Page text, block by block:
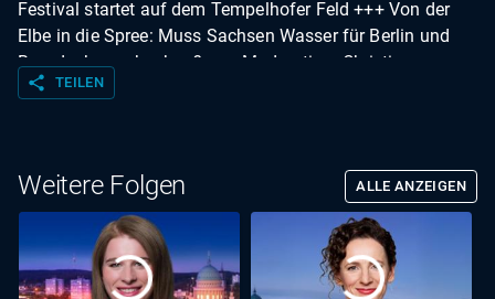
Festival startet auf dem Tempelhofer Feld +++ Von der
Elbe in die Spree: Muss Sachsen Wasser für Berlin und
Brandenburg abgeben? +++ Moderation: Christian
Matthée
share TEILEN
Weitere Folgen ALLE ANZEIGEN